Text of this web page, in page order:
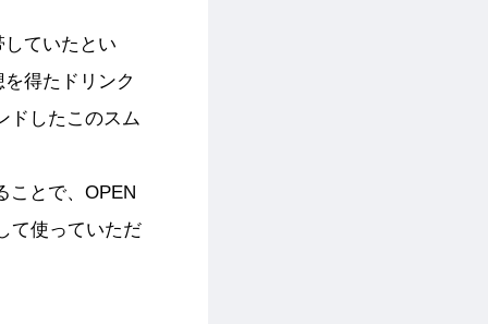
ていたとい
得たドリンク
ドしたこのスム
ことで、OPEN
て使っていただ